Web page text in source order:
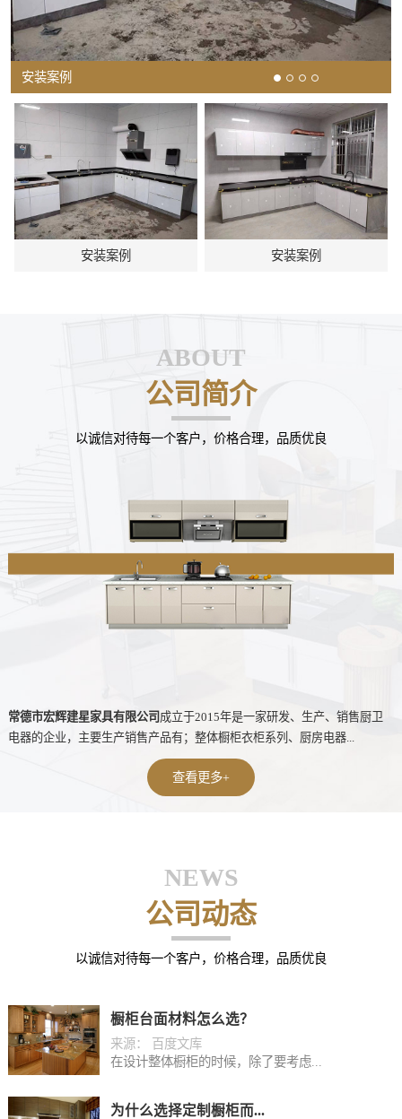
安装案例
安装案例 安装案例
ABOUT
公司简介
以诚信对待每一个客户，价格合理，品质优良
常德市宏辉建星家具有限公司 成立于2015年是一家研发、生产、销售厨卫
电器的企业，主要生产销售产品有；整体橱柜衣柜系列、厨房电器...
查看更多+
NEWS
公司动态
以诚信对待每一个客户，价格合理，品质优良
橱柜台面材料怎么选？
来源： 百度文库
在设计整体橱柜的时候，除了要考虑...
为什么选择定制橱柜而...